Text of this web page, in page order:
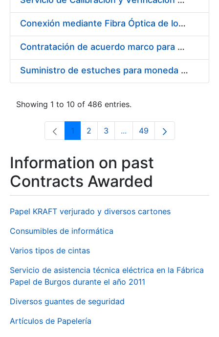
Conexión mediante Fibra Óptica de los Centros de Proceso de Datos (CPDs) de las sedes de la FNMT-RCM de Burgos y Madrid
Contratación de acuerdo marco para el Suministro de Material de Electricidad para la Fábrica Nacional de Moneda y Timbre-Real Casa de la Moneda en su centro de trabajo de Burgos
Suministro de estuches para moneda de 30 €
Showing 1 to 10 of 486 entries.
Page
1 Page
2 Page
3 ...Intermediate Pages Use
Page
49
Information on past
Contracts Awarded
Papel KRAFT verjurado y diversos cartones
Consumibles de informática
Varios tipos de cintas
Servicio de asistencia técnica eléctrica en la Fábrica
Papel de Burgos durante el año 2011
Diversos guantes de seguridad
Artículos de Papelería